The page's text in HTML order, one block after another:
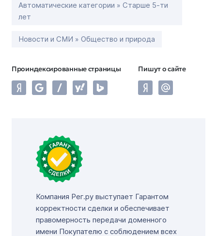
Автоматические категории » Старше 5-ти
лет
Новости и СМИ » Общество и природа
Проиндексированные страницы Пишут о сайте
Компания Рег.ру выступает Гарантом
корректности сделки и обеспечивает
правомерность передачи доменного
имени Покупателю с соблюдением всех